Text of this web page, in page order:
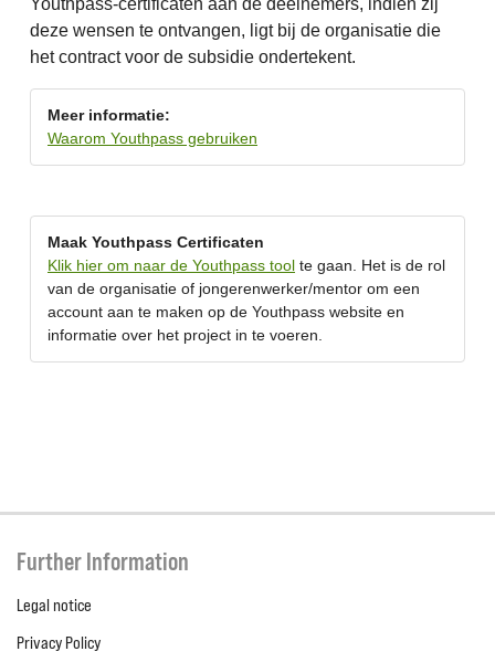
Youthpass-certificaten aan de deelnemers, indien zij
deze wensen te ontvangen, ligt bij de organisatie die
het contract voor de subsidie ondertekent.
Meer informatie:
Waarom Youthpass gebruiken
Maak Youthpass Certificaten
Klik hier om naar de Youthpass tool te gaan. Het is de rol
van de organisatie of jongerenwerker/mentor om een
account aan te maken op de Youthpass website en
informatie over het project in te voeren.
Further Information
Legal notice
Privacy Policy